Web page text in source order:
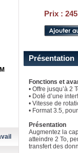
Prix :
Présentation
Fonctions et
• Offre jusqu’à 2
• Doté d’une
• Vitesse de
• Format 3.5,
Présentation
Augmentez la
atteindre 2 To,
transfert des